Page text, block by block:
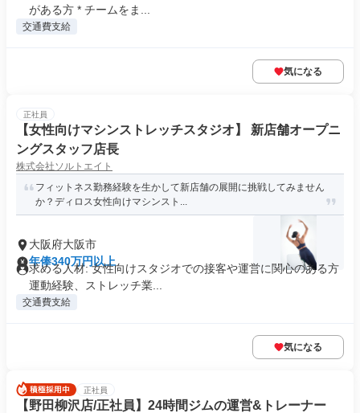
がある方 * チームをま...
交通費支給
気になる
正社員
【女性向けマシンストレッチスタジオ】 新店舗オープニ
ングスタッフ店長
株式会社ソルトエイト
フィットネス勤務経験を生かして新店舗の展開に挑戦してみません
か？ディロス女性向けマシンスト...
大阪府大阪市
年俸340万円以上
求める人材: 女性向けスタジオでの接客や運営に関心のある方
運動経験、ストレッチ業...
交通費支給
気になる
正社員
【野田柳沢店/正社員】24時間ジムの運営&トレーナー